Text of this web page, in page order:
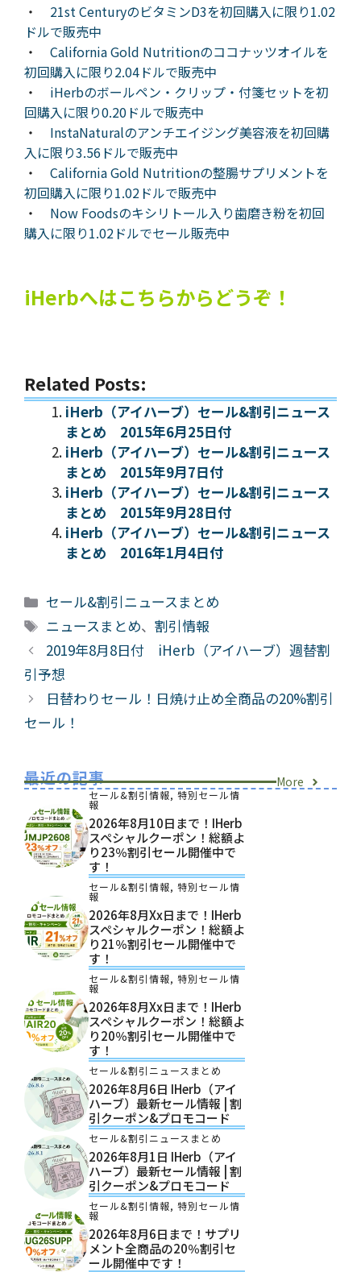
・ 21st CenturyのビタミンD3を初回購入に限り1.02
ドルで販売中
・ California Gold Nutritionのココナッツオイルを
初回購入に限り2.04ドルで販売中
・ iHerbのボールペン・クリップ・付箋セットを初
回購入に限り0.20ドルで販売中
・ InstaNaturalのアンチエイジング美容液を初回購
入に限り3.56ドルで販売中
・ California Gold Nutritionの整腸サプリメントを
初回購入に限り1.02ドルで販売中
・ Now Foodsのキシリトール入り歯磨き粉を初回
購入に限り1.02ドルでセール販売中
iHerbへはこちらからどうぞ！
Related Posts:
iHerb（アイハーブ）セール&割引ニュース
まとめ 2015年6月25日付
iHerb（アイハーブ）セール&割引ニュース
まとめ 2015年9月7日付
iHerb（アイハーブ）セール&割引ニュース
まとめ 2015年9月28日付
iHerb（アイハーブ）セール&割引ニュース
まとめ 2016年1月4日付
カ
テ
リ
ー
セール&割引ニュースまとめ
タ
グ
ニュースまとめ、割引情報
2019年8月8日付 iHerb（アイハーブ）週替割
引予想
日替わりセール！日焼け止め全商品の20%割引
セール！
最近の記事 More
セール&割引情報, 特別セール情
報
2026年8月10日まで！iHerb
スペシャルクーポン！総額よ
り23％割引セール開催中で
す！
セール&割引情報, 特別セール情
報
2026年8月xx日まで！iHerb
スペシャルクーポン！総額よ
り21％割引セール開催中で
す！
セール&割引情報, 特別セール情
報
2026年8月xx日まで！iHerb
スペシャルクーポン！総額よ
り20％割引セール開催中で
す！
セール&割引ニュースまとめ
2026年8月6日 IHerb（アイ
ハーブ）最新セール情報 | 割
引クーポン&プロモコード
セール&割引ニュースまとめ
2026年8月1日 IHerb（アイ
ハーブ）最新セール情報 | 割
引クーポン&プロモコード
セール&割引情報, 特別セール情
報
2026年8月6日まで！サプリ
メント全商品の20％割引セ
ール開催中です！